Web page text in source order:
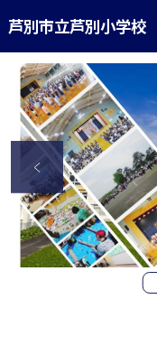
芦別市立芦別小学校